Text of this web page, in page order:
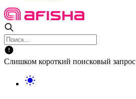
Слишком короткий поисковый запрос